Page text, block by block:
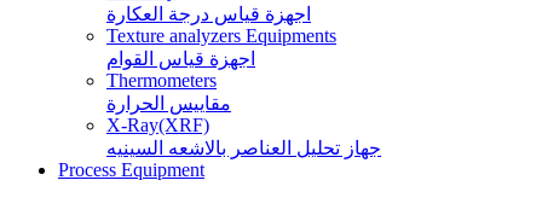
اجهزة قياس درجة العكارة
Texture analyzers Equipments
اجهزة قياس القوام
Thermometers
مقاييس الحرارة
X-Ray(XRF)
جهاز تحليل العناصر بالاشعه السينيه
Process Equipment